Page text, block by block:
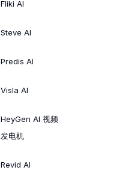
Fliki AI
Steve AI
Predis AI
Visla AI
HeyGen AI 视频
发电机
Revid AI